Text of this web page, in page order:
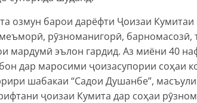
озмун барои дарёфти Ҷоизаи
рӯзноманигорӣ, барномасозӣ,
мардумӣ эълон гардид. Аз миёни 40
дар маросими ҷоизасупории соҳаи
шабакаи “Садои Душанбе”,
ҷоизаи Кумита дар соҳаи